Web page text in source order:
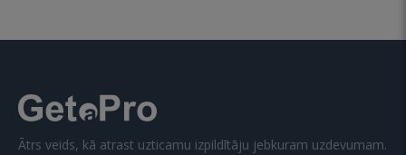
Ātrs veids, kā atrast uzticamu izpildītāju jebkuram uzdevumam.